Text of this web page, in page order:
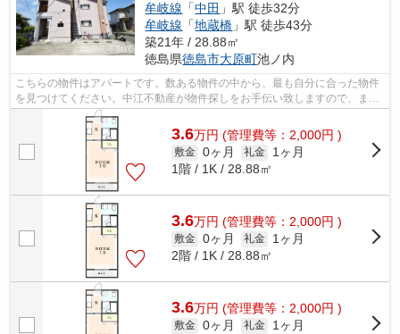
牟岐線 「中田 」駅 徒歩32分
牟岐線 「地蔵橋 」駅 徒歩43分
築21年 / 28.88㎡
徳島県徳島市大原町池ノ内
こちらの物件はアパートです。数ある物件の中から、最も自分に合った物件
を見つけてください。中江不動産が物件探しをお手伝い致しますので、まず
はご連絡をお待ちしております。
3.6万円 (管理費等：2,000円 )
敷金 0ヶ月 礼金
1ヶ月
1階 / 1K / 28.88㎡
3.6万円 (管理費等：2,000円 )
敷金 0ヶ月 礼金
1ヶ月
2階 / 1K / 28.88㎡
3.6万円 (管理費等：2,000円 )
敷金 0ヶ月 礼金
1ヶ月